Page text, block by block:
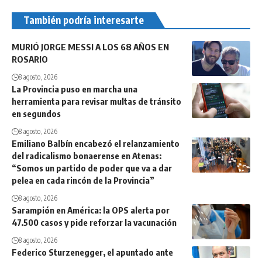
También podría interesarte
MURIÓ JORGE MESSI A LOS 68 AÑOS EN
ROSARIO
8 agosto, 2026
La Provincia puso en marcha una
herramienta para revisar multas de tránsito
en segundos
8 agosto, 2026
Emiliano Balbín encabezó el relanzamiento
del radicalismo bonaerense en Atenas:
“Somos un partido de poder que va a dar
pelea en cada rincón de la Provincia”
8 agosto, 2026
Sarampión en América: la OPS alerta por
47.500 casos y pide reforzar la vacunación
8 agosto, 2026
Federico Sturzenegger, el apuntado ante